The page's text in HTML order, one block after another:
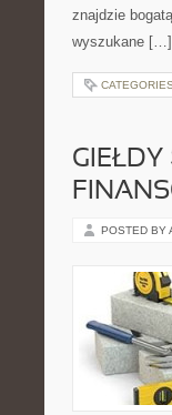
znajdzie
wyszukane […]
GIEŁDY
POSTED BY